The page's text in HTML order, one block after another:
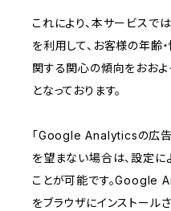
これにより、本サービス
を利用して、お客様の年齢
関する関心の傾向をおお
となっております。
「Google Analyticsの広告
を望まない場合は、設定に
ことが可能です。Google
をブラウザにインストール